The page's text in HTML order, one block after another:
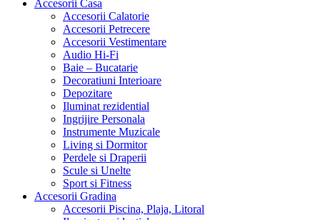
Accesorii Casa
Accesorii Calatorie
Accesorii Petrecere
Accesorii Vestimentare
Audio Hi-Fi
Baie – Bucatarie
Decoratiuni Interioare
Depozitare
Iluminat rezidential
Ingrijire Personala
Instrumente Muzicale
Living si Dormitor
Perdele si Draperii
Scule si Unelte
Sport si Fitness
Accesorii Gradina
Accesorii Piscina, Plaja, Litoral